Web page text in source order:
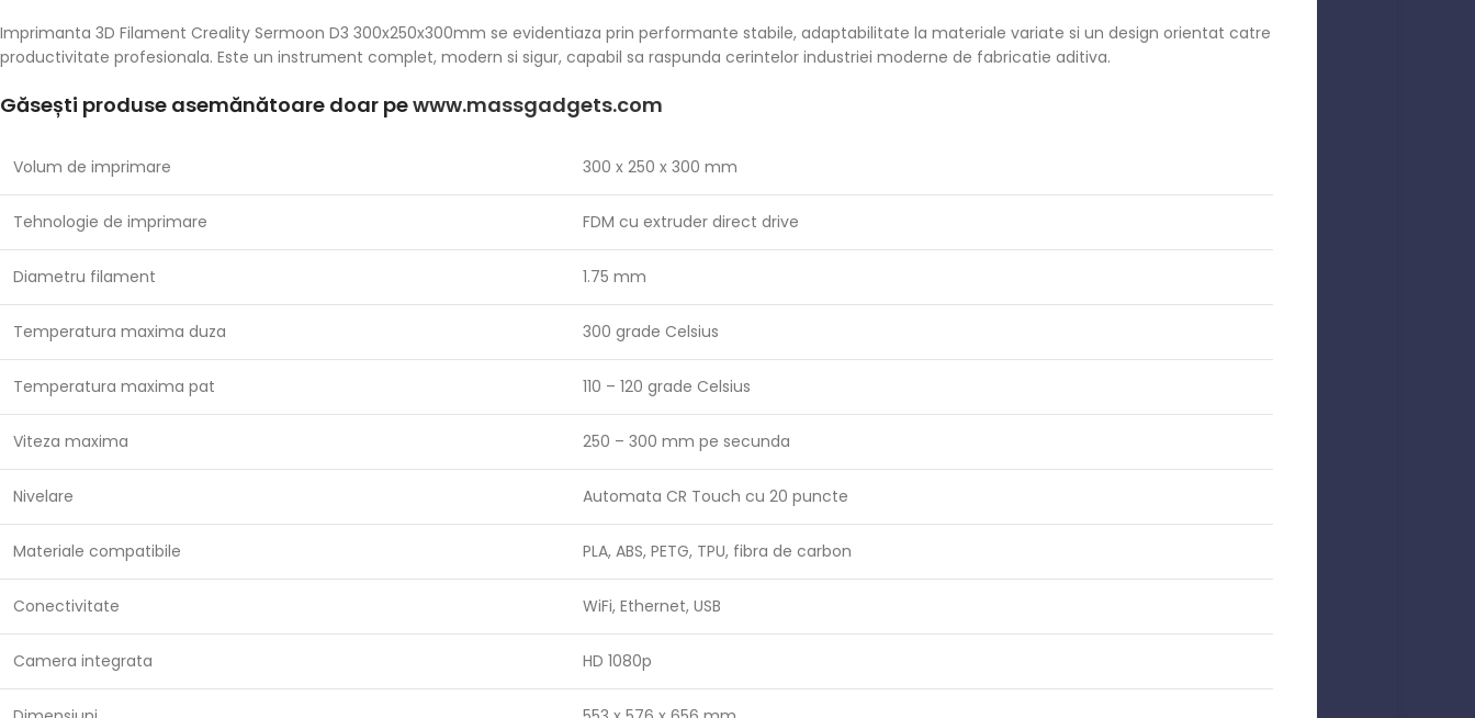
Imprimanta 3D Filament Creality Sermoon D3 300x250x300mm se evidentiaza prin performante stabile, adaptabilitate la materiale variate si un design orientat catre
productivitate profesionala. Este un instrument complet, modern si sigur, capabil sa raspunda cerintelor industriei moderne de fabricatie aditiva.
Găsești produse asemănătoare doar pewww.massgadgets.com
Volum de imprimare 300 x 250 x 300 mm
Tehnologie de imprimare FDM cu extruder direct drive
Diametru filament 1.75 mm
Temperatura maxima duza 300 grade Celsius
Temperatura maxima pat 110 – 120 grade Celsius
Viteza maxima 250 – 300 mm pe secunda
Nivelare Automata CR Touch cu 20 puncte
Materiale compatibile PLA, ABS, PETG, TPU, fibra de carbon
Conectivitate WiFi, Ethernet, USB
Camera integrata HD 1080p